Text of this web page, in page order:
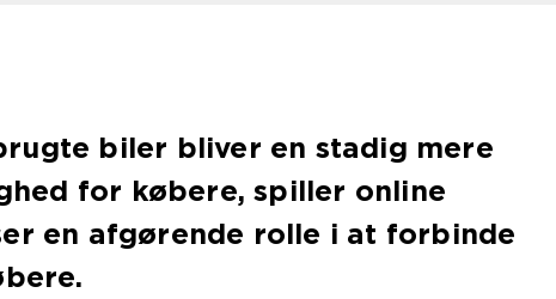
biler bliver en stadig mere
for købere, spiller online
en afgørende rolle i at forbinde